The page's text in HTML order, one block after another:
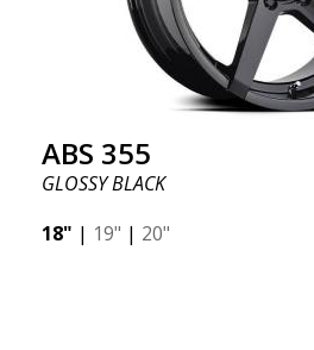
ABS 355
GLOSSY BLACK
18" | 19" | 20"